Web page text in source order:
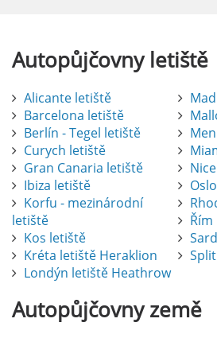
Autopůjčovnyletiště
Alicante letiště
Barcelona letiště
Berlín - Tegel letiště
Curych letiště
Gran Canaria letiště
Ibiza letiště
Korfu - mezinárodní
letiště
Kos letiště
Kréta letiště Heraklion
Londýn letiště Heathrow
Autopůjčovnyzemě